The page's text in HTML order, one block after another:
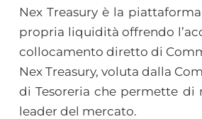
Nex Treasury è la
propria liquidità offrendo
collocamento diretto di
Nex Treasury, voluta dalla
di Tesoreria che permette
leader del mercato.